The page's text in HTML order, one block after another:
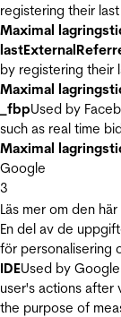
registering their
Maximal
by registering their
Maximal
_fbpUsed by
such as real time
Maximal
Google
3
Läs mer om den
En del av de
för personalisering
IDEUsed by
user's actions after
the purpose of